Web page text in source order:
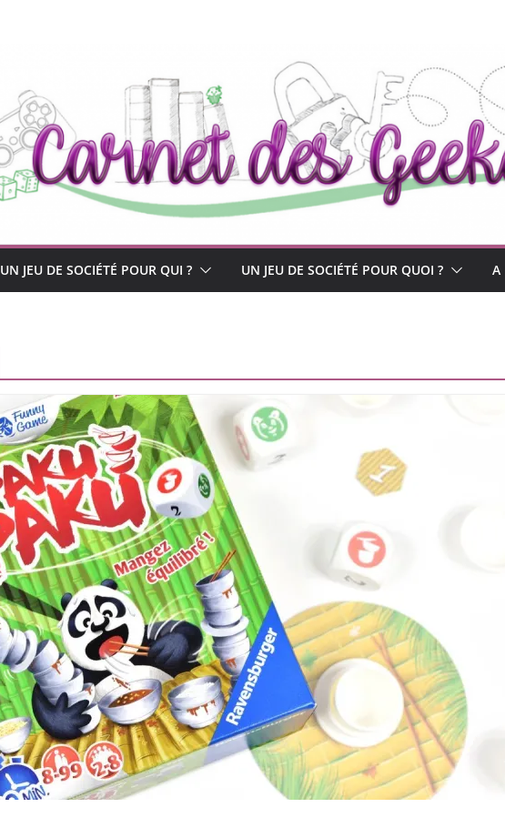
UN JEU DE SOCIÉTÉ POUR QUI ? UN JEU DE SOCIÉTÉ POUR QUOI ? A